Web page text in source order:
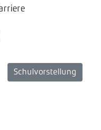
Schulvorstellung